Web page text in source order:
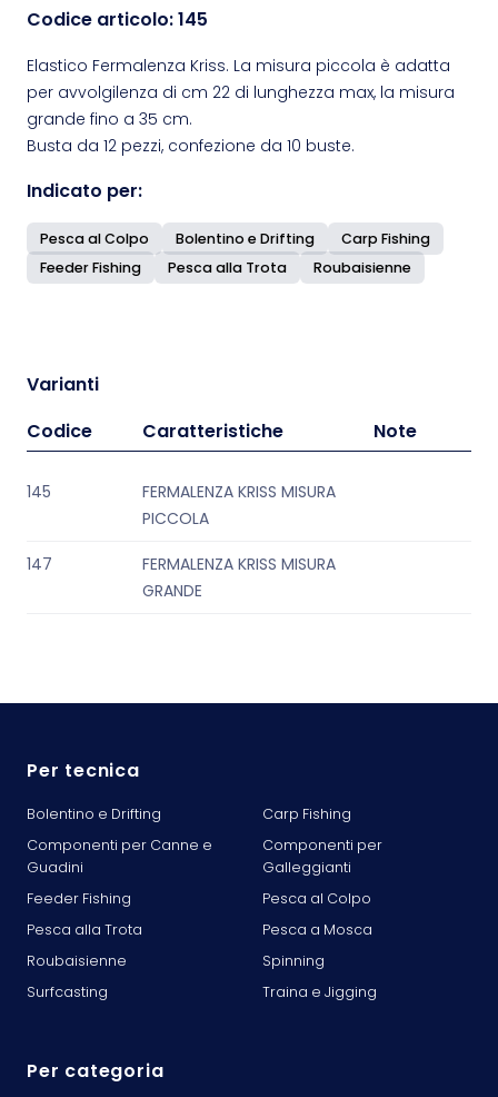
Codice articolo:145
Elastico Fermalenza Kriss. La misura piccola è adatta
per avvolgilenza di cm 22 di lunghezza max, la misura
grande fino a 35 cm.
Busta da 12 pezzi, confezione da 10 buste.
Indicato per:
Pesca al Colpo Bolentino e Drifting
Carp Fishing
Feeder Fishing
Pesca alla Trota Roubaisienne
Varianti
Codice
Caratteristiche Note
145
FERMALENZA KRISS MISURA
PICCOLA
147
FERMALENZA KRISS MISURA
GRANDE
Per tecnica
Bolentino e Drifting
Carp Fishing
Componenti per Canne e
Guadini
Componenti per
Galleggianti
Feeder Fishing
Pesca al Colpo
Pesca alla Trota
Pesca a Mosca
Roubaisienne
Spinning
Surfcasting
Traina e Jigging
Per categoria